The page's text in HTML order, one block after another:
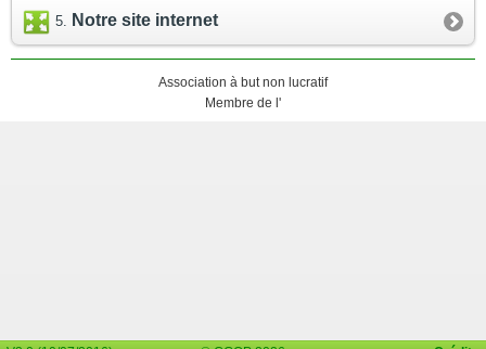
Notre site internet
Association à but non lucratif
Membre de l'